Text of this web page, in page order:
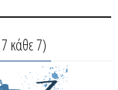
κάθε 7)